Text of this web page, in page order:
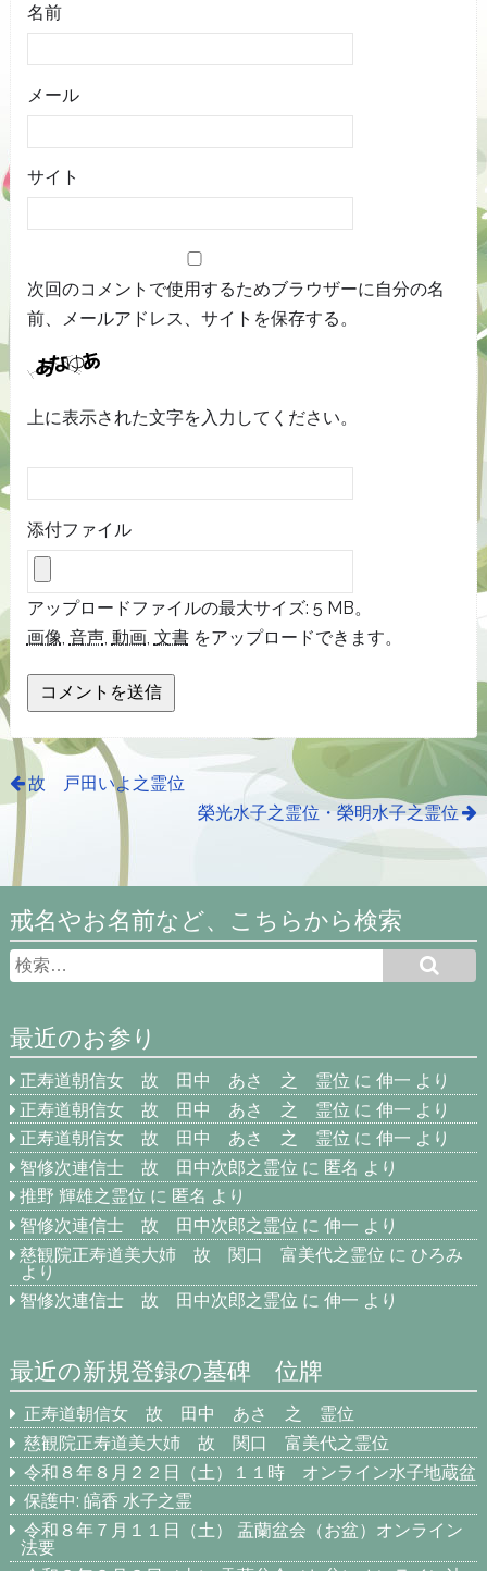
名前
メール
サイト
次回のコメントで使用するためブラウザーに自分の名
前、メールアドレス、サイトを保存する。
上に表示された文字を入力してください。
添付ファイル
アップロードファイルの最大サイズ: 5 MB。
画像 音声, 動画, 文書をアップロードできます。
故 戸田いよ之霊位
榮光水子之霊位・榮明水子之霊位
戒名やお名前など、こちらから検索
最近のお参り
正寿道朝信女 故 田中 あさ 之 霊位 に伸一 より
正寿道朝信女 故 田中 あさ 之 霊位 に伸一 より
正寿道朝信女 故 田中 あさ 之 霊位 に伸一 より
智修次連信士 故 田中次郎之霊位 に 匿名 より
推野 輝雄之霊位 に 匿名 より
智修次連信士 故 田中次郎之霊位 に伸一 より
慈観院正寿道美大姉 故 関口 富美代之霊位 に ひろみ
より
智修次連信士 故 田中次郎之霊位 に伸一 より
最近の新規登録の墓碑 位牌
正寿道朝信女 故 田中 あさ 之 霊位
慈観院正寿道美大姉 故 関口 富美代之霊位
令和８年８月２２日（土）１１時 オンライン水子地蔵盆
保護中: 皜香 水子之霊
令和８年７月１１日（土） 盂蘭盆会（お盆）オンライン
法要